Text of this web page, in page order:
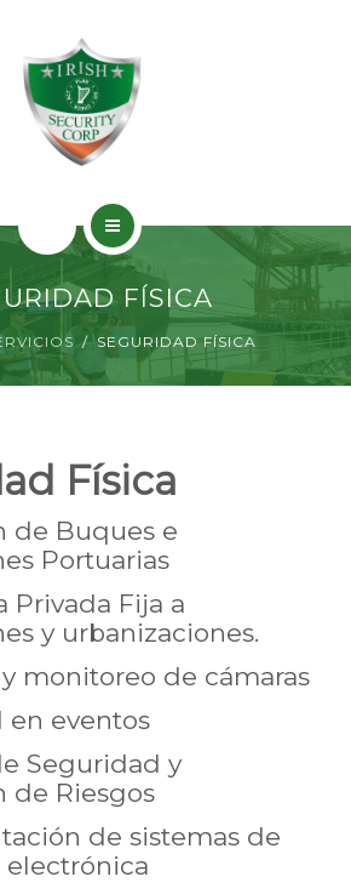
FÍSICA
SEGURIDAD FÍSICA
Física
de Buques e
Portuarias
Privada Fija a
y urbanizaciones.
monitoreo de cámaras
en eventos
Seguridad y
de Riesgos
de sistemas de